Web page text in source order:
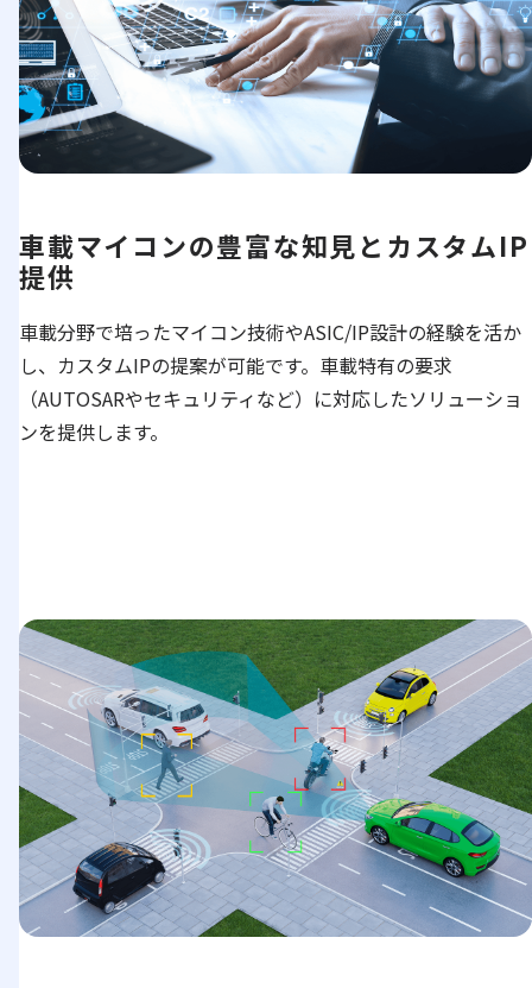
車載マイコンの豊富な知見とカスタムIP
提供
車載分野で培ったマイコン技術やASIC/IP設計の経験を活か
し、カスタムIPの提案が可能です。車載特有の要求
（AUTOSARやセキュリティなど）に対応したソリューショ
ンを提供します。